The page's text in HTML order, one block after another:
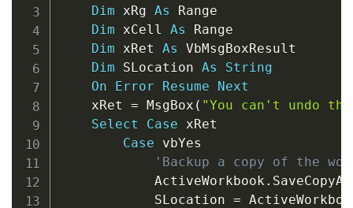
Dim xRg As Range
Dim xCell As Range
Dim xRet As VbMsgBoxResult
Dim SLocation As
String
On
Error Resume
Next
    xRet
= MsgBox ( "You can't undo
Select
Case xRet
Case vbYes
'Backup a copy of the
            ActiveWorkbook
.
            SLocation
=